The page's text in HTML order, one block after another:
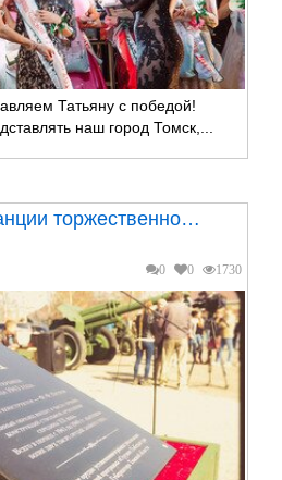
Татьяну с победой!
наш город Томск,...
торжественно…
0 0 1730